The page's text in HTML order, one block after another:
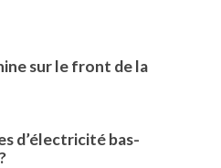
sur le front de la
d’électricité bas-